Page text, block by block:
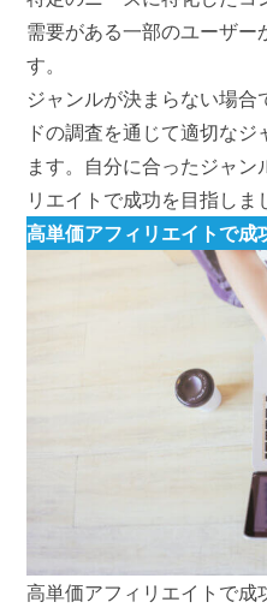
需要がある一部のユーザー
す。
ジャンルが決まらない場
ドの調査を通じて適切な
ます。自分に合ったジャン
リエイトで成功を目指しま
高単価アフィリエイトで成
高単価アフィリエイトで成